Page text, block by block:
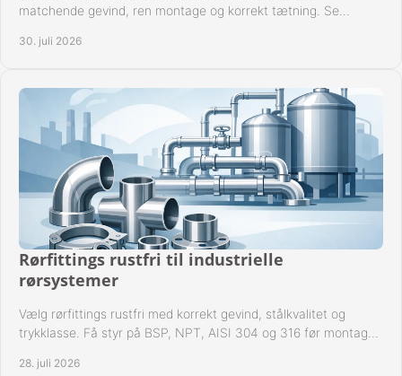
matchende gevind, ren montage og korrekt tætning. Se
30. juli 2026
Rørfittings rustfri til industrielle
rørsystemer
Vælg rørfittings rustfri med korrekt gevind, stålkvalitet og
trykklasse. Få styr på BSP, NPT, AISI 304 og 316 før montage
28. juli 2026